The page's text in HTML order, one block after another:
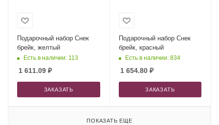
Подарочный набор Снек
брейк, желтый
Есть в наличии: 113
1 611.09 ₽
ЗАКАЗАТЬ
Подарочный набор Снек
брейк, красный
Есть в наличии: 834
1 654.80₽
ЗАКАЗАТЬ
ПОКАЗАТЬ ЕЩЕ